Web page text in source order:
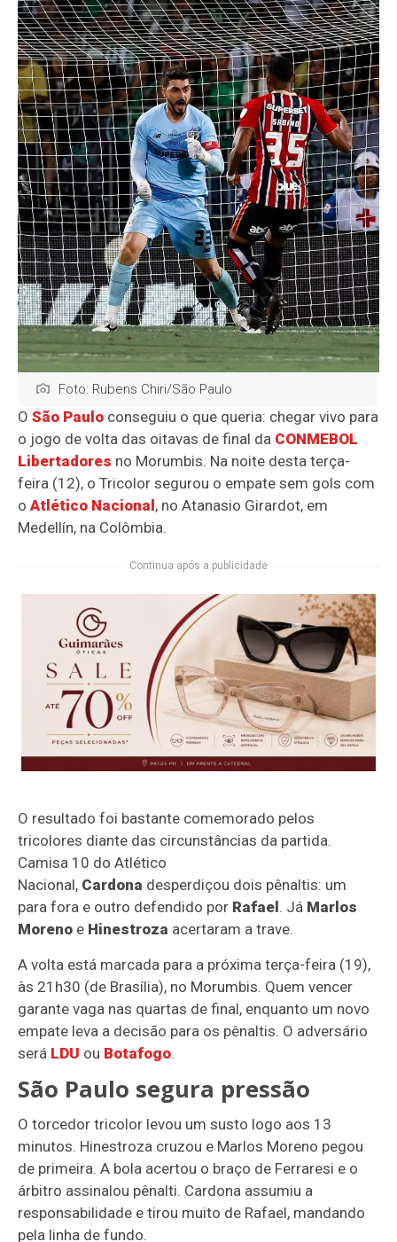
Foto: Rubens Chiri/São Paulo
OSão Paulo conseguiu o que queria: chegar vivo para
o jogo de volta das oitavas de final da CONMEBOL
Libertadores no Morumbis. Na noite desta terça-
feira (12), o Tricolor segurou o empate sem gols com
oAtlético Nacional, no Atanasio Girardot, em
Medellín, na Colômbia.
Continua após a publicidade
O resultado foi bastante comemorado pelos
tricolores diante das circunstâncias da partida.
Camisa 10 do Atlético
Nacional, Cardona desperdiçou dois pênaltis: um
para fora e outro defendido por Rafael. Já Marlos
Moreno e Hinestroza acertaram a trave.
A volta está marcada para a próxima terça-feira (19),
às 21h30 (de Brasília), no Morumbis. Quem vencer
garante vaga nas quartas de final, enquanto um novo
empate leva a decisão para os pênaltis. O adversário
será LDU ou Botafogo.
São Paulo segura pressão
O torcedor tricolor levou um susto logo aos 13
minutos. Hinestroza cruzou e Marlos Moreno pegou
de primeira. A bola acertou o braço de Ferraresi e o
árbitro assinalou pênalti. Cardona assumiu a
responsabilidade e tirou muito de Rafael, mandando
pela linha de fundo.